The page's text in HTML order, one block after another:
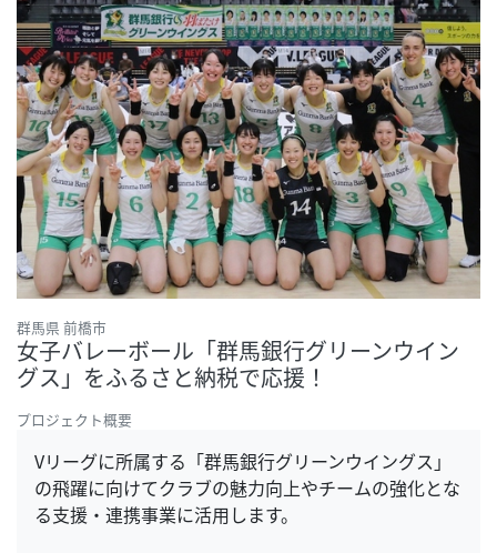
群馬県 前橋市
女子バレーボール「群馬銀行グリーンウイン
グス」をふるさと納税で応援！
プロジェクト概要
Vリーグに所属する「群馬銀行グリーンウイングス」
の飛躍に向けてクラブの魅力向上やチームの強化とな
る支援・連携事業に活用します。